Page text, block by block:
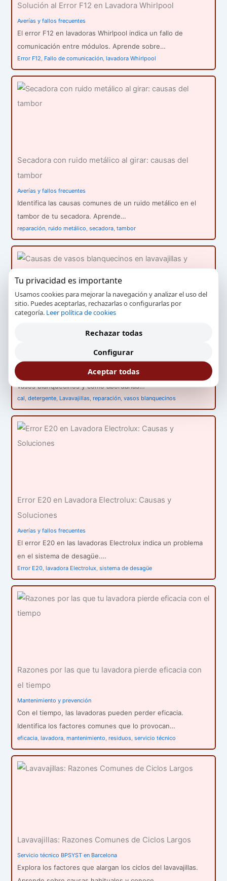
Solución al Error F12 en Lavadora Whirlpool
Averías y fallos frecuentes
El error F12 en lavadoras Whirlpool indica un fallo de
comunicación entre módulos. Aprende sobre…
Error F12, Fallo de comunicación,lavadora Whirlpool
Secadora con ruido metálico al girar: causas del
tambor
Averías y fallos frecuentes
Identifica las causas comunes de un ruido metálico en el
tambor de tu secadora. Aprende…
reparación,ruido metálico,secadora,tambor
Causas de vasos blanquecinos en lavavajillas y
Consejos del servicio técnico
Explora las razones por las cuales tu lavavajillas deja los
vasos blanquecinos y cómo abordarlas…
cal,detergente, Lavavajillas,reparación,vasos blanquecinos
Error E20 en Lavadora Electrolux: Causas y
Soluciones
Averías y fallos frecuentes
El error E20 en las lavadoras Electrolux indica un problema
en el sistema de desagüe.…
Error E20,lavadora Electrolux,sistema de desagüe
Razones por las que tu lavadora pierde eficacia con
el tiempo
Mantenimiento y prevención
Con el tiempo, las lavadoras pueden perder eficacia.
Identifica los factores comunes que lo provocan…
eficacia,lavadora,mantenimiento,residuos,servicio técnico
Lavavajillas: Razones Comunes de Ciclos Largos
Servicio técnico BPSYST en Barcelona
Explora los factores que alargan los ciclos del lavavajillas.
Tu privacidad es importante
Usamos cookies para mejorar la navegación y analizar el uso del
sitio. Puedes aceptarlas, rechazarlas o configurarlas por
categoría. Leer política de cookies
Rechazar todas
Configurar
Aceptar todas